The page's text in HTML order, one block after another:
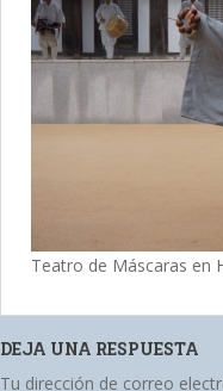
Teatro de Máscaras en
DEJA UNA RESPUESTA
Tu dirección de correo